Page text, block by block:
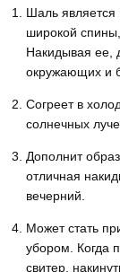
Шаль является
широкой
Накидывая ее,
окружающих и
Согреет в
солнечных
Дополнит
отличная
вечерний.
Может стать
убором. Когда
свитер,